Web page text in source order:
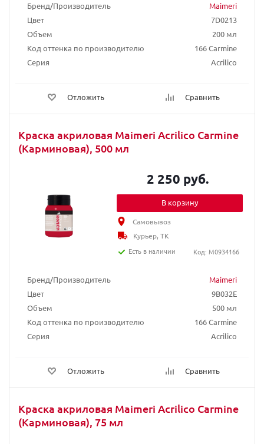
Бренд/Производитель
Maimeri
Цвет
7D0213
Объем
200 мл
Код оттенка по производителю
166 Carmine
Серия
Acrilico
Отложить Сравнить
Краска акриловая Maimeri Acrilico Carmine
(Карминовая), 500 мл
Бренд/Производитель
Maimeri
Цвет
9B032E
Объем
500 мл
Код оттенка по производителю
166 Carmine
Серия
Acrilico
Отложить Сравнить
2 250 руб.
В корзину
Самовывоз
Курьер, ТК
Есть в наличии
Код: M0934166
Краска акриловая Maimeri Acrilico Carmine
(Карминовая), 75 мл